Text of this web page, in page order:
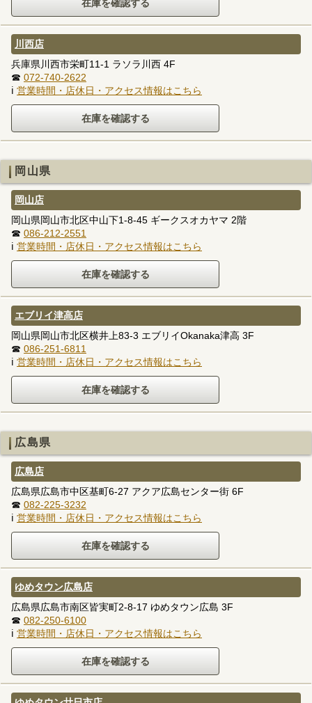
川西店
兵庫県川西市栄町11-1 ラソラ川西 4F
☎ 072-740-2622
ℹ 営業時間・店休日・アクセス情報はこちら
岡山県
岡山店
岡山県岡山市北区中山下1-8-45 ギークスオカヤマ 2階
☎ 086-212-2551
ℹ 営業時間・店休日・アクセス情報はこちら
エブリイ津高店
岡山県岡山市北区横井上83-3 エブリイOkanaka津高 3F
☎ 086-251-6811
ℹ 営業時間・店休日・アクセス情報はこちら
広島県
広島店
広島県広島市中区基町6-27 アクア広島センター街 6F
☎ 082-225-3232
ℹ 営業時間・店休日・アクセス情報はこちら
ゆめタウン広島店
広島県広島市南区皆実町2-8-17 ゆめタウン広島 3F
☎ 082-250-6100
ℹ 営業時間・店休日・アクセス情報はこちら